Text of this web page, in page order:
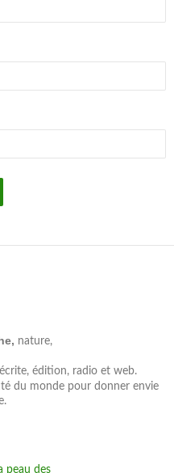
nature,
édition, radio et web.
du monde pour donner envie